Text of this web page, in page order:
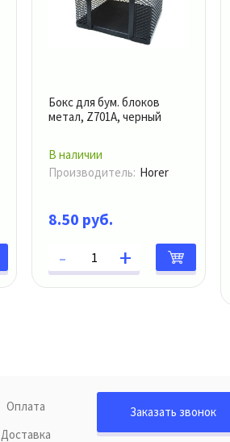
Бокс для бум. блоков
метал, Z701A, черный
В наличии
Производитель: Horer
8.50 руб.
Оплата
Доставка
Заказать звонок